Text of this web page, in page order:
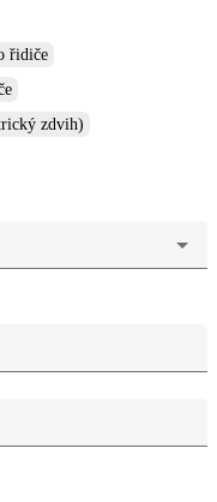
řidiče
zdvih)